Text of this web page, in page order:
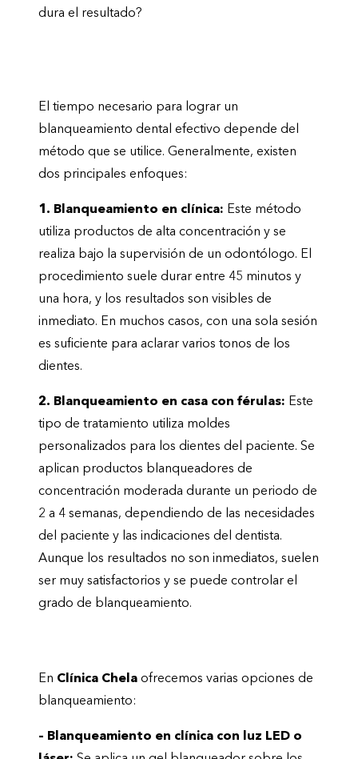
dura el resultado?
El tiempo necesario para lograr un
blanqueamiento dental efectivo depende del
método que se utilice. Generalmente, existen
dos principales enfoques:
1. Blanqueamiento en clínica: Este método
utiliza productos de alta concentración y se
realiza bajo la supervisión de un odontólogo. El
procedimiento suele durar entre 45 minutos y
una hora, y los resultados son visibles de
inmediato. En muchos casos, con una sola sesión
es suficiente para aclarar varios tonos de los
dientes.
2. Blanqueamiento en casa con férulas: Este
tipo de tratamiento utiliza moldes
personalizados para los dientes del paciente. Se
aplican productos blanqueadores de
concentración moderada durante un periodo de
2 a 4 semanas, dependiendo de las necesidades
del paciente y las indicaciones del dentista.
Aunque los resultados no son inmediatos, suelen
ser muy satisfactorios y se puede controlar el
grado de blanqueamiento.
En Clínica Chela ofrecemos varias opciones de
blanqueamiento:
– Blanqueamiento en clínica con luz LED o